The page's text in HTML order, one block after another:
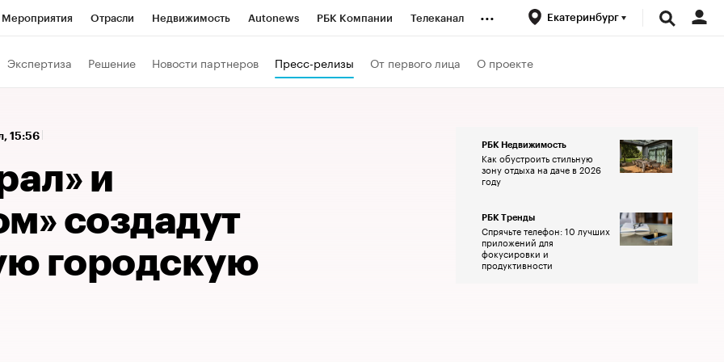
Мероприятия Отрасли Недвижимость Autonews РБК Компании Телеканал ... Екатеринбург
Экспертиза Решение Новости партнеров Пресс-релизы От первого лица О проекте
15:56
и
создадут
городскую
РБК Недвижимость
Как обустроить стильную
зону отдыха на даче в 2026
году
РБК Тренды
Спрячьте телефон: 10 лучших
приложений для
фокусировки и
продуктивности